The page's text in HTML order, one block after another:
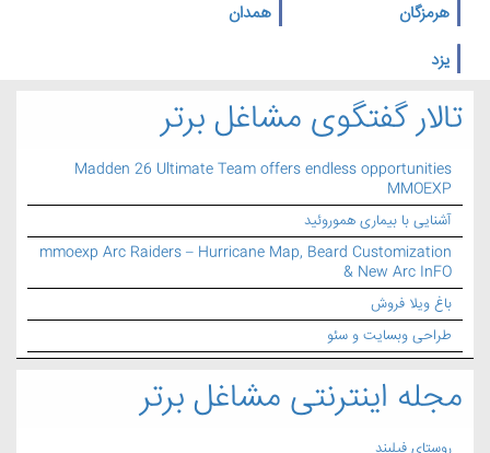
هرمزگان
همدان
یزد
تالار گفتگوی مشاغل برتر
Madden 26 Ultimate Team offers endless opportunities
MMOEXP
آشنایی با بیماری هموروئید
mmoexp Arc Raiders – Hurricane Map, Beard Customization
& New Arc InFO
باغ ویلا فروش
طراحی وبسایت و سئو
مجله اینترنتی مشاغل برتر
روستای فیلبند